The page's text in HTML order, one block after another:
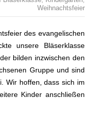
Weihnachtsfeier
des evangelischen
unsere Bläserklasse
bilden inzwischen den
Gruppe und sind
Wir hoffen, dass sich im
Kinder anschließen